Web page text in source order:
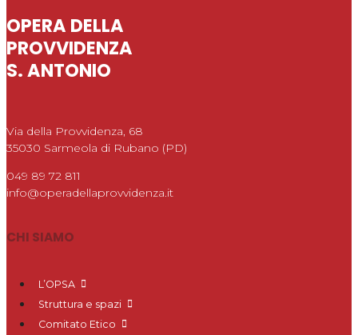
OPERA DELLA
PROVVIDENZA
S. ANTONIO
Via della Provvidenza, 68
35030 Sarmeola di Rubano (PD)
049 89 72 811
info@operadellaprovvidenza.it
CHI SIAMO
L’OPSA
Struttura e spazi
Comitato Etico